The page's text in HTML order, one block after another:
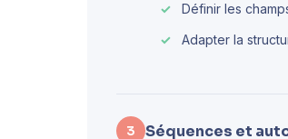
Définir les
Adapter la
3 Séquences et